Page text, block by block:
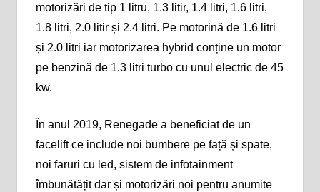
motorizări de tip 1 litru, 1.3 litir, 1.4 litri, 1.6 litri,
1.8 litri, 2.0 litir și 2.4 litri. Pe motorină de 1.6 litri
și 2.0 litri iar motorizarea hybrid conține un motor
pe benzină de 1.3 litri turbo cu unul electric de 45
kw.
În anul 2019, Renegade a beneficiat de un
facelift ce include noi bumbere pe față și spate,
noi faruri cu led, sistem de infotainment
îmbunătățit dar și motorizări noi pentru anumite